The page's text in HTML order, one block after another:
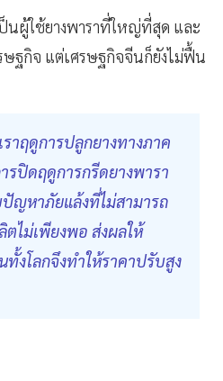
นผู้ใช้ยางพาราที่ใหญ่ที่สุด และ
ษฐกิจ แต่เศรษฐกิจจีนก็ยังไม่ฟื้น
าฤดูการปลูกยางทางภาค
รปิดฤดูการกรีดยางพารา
ญหาภัยแล้งที่ไม่สามารถ
ไม่เพียงพอ ส่งผลให้
งโลกจึงทำให้ราคาปรับสูง